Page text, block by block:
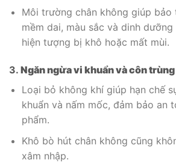
Môi trường chân không giúp bảo
mềm dai, màu sắc và dinh
hiện tượng bị khô hoặc mất mùi.
3. Ngăn ngừa vi khuẩn và côn trùng
Loại bỏ không khí giúp hạn chế
khuẩn và nấm mốc, đảm bảo an
phẩm.
Khô bò hút chân không cũng
xâm nhập.